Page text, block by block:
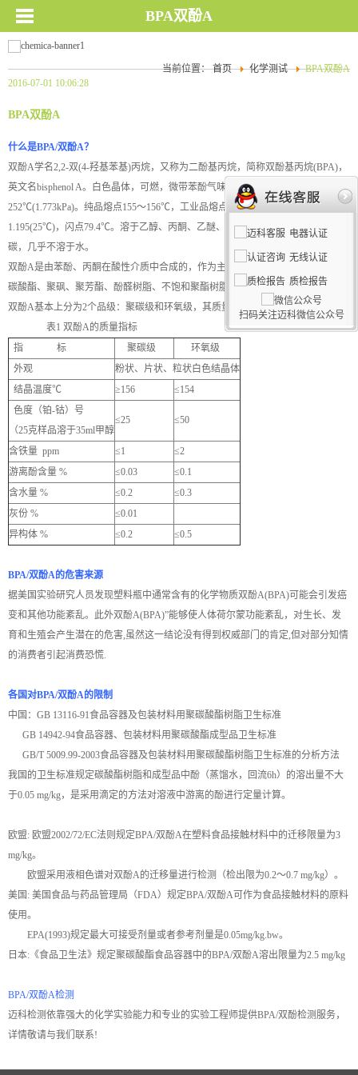
BPA双酚A
当前位置：首页 化学测试
BPA双酚A
2016-07-01 10:06:28
BPA双酚A
什么是BPA/双酚A？
双酚A学名2,2-双(4-羟基苯基)丙烷，又称为二酚基丙烷，简称双酚基丙烷(BPA)，
英文名bisphenol A。白色晶体，可燃，微带苯酚气味。沸点250～
252℃(1.773kPa)。纯品熔点155～156℃，工业品熔点150-152℃。相对密度
1.195(25℃)，闪点79.4℃。溶于乙醇、丙酮、乙醚、苯及稀碱液等，微溶于四氯化
碳，几乎不溶于水。
双酚A是由苯酚、丙酮在酸性介质中合成的，作为主要原料常用于环氧树脂、聚
碳酸酯、聚砜、聚芳酯、酚醛树脂、不饱和聚酯树脂、阻燃剂等产品。
双酚A基本上分为2个品级：聚碳级和环氧级，其质量指标如表1所示。
表1 双酚A的质量指标
指 标
聚碳级
环氧级
外观
粉状、片状、粒状白色结晶体
结晶温度℃
≥156
≤154
色度（铂-钴）号
（25克样品溶于35ml甲醇
≤25 ≤50
含铁量 ppm ≤1
≤2
游离酚含量 %
≤0.03
≤0.1
含水量 %
≤0.2
≤0.3
灰份 %
≤0.01
异构体 %
≤0.2 ≤0.5
BPA/双酚A的危害来源
据美国实验研究人员发现塑料瓶中通常含有的化学物质双酚A(BPA)可能会引发癌
变和其他功能紊乱。此外双酚A(BPA)”能够使人体荷尔蒙功能紊乱，对生长、发
育和生殖会产生潜在的危害,虽然这一结论没有得到权威部门的肯定,但对部分知情
的消费者引起消费恐慌.
各国对BPA/双酚A的限制
中国：GB 13116-91食品容器及包装材料用聚碳酸酯树脂卫生标准
GB 14942-94食品容器、包装材料用聚碳酸酯成型品卫生标准
GB/T 5009.99-2003食品容器及包装材料用聚碳酸酯树脂卫生标准的分析方法
我国的卫生标准规定碳酸酯树脂和成型品中酚（蒸馏水，回流6h）的溶出量不大
于0.05 mg/kg，是采用滴定的方法对溶液中游离的酚进行定量计算。
欧盟: 欧盟2002/72/EC法则规定BPA/双酚A在塑料食品接触材料中的迁移限量为3
mg/kg。
欧盟采用液相色谱对双酚A的迁移量进行检测（检出限为0.2～0.7 mg/kg）。
美国: 美国食品与药品管理局（FDA）规定BPA/双酚A可作为食品接触材料的原料
使用。
EPA(1993)规定最大可接受剂量或者参考剂量是0.05mg/kg.bw。
日本:《食品卫生法》规定聚碳酸酯食品容器中的BPA/双酚A溶出限量为2.5 mg/kg
BPA/双酚A检测
迈科检测依靠强大的化学实验能力和专业的实验工程师提供BPA/双酚检测服务，
详情敬请与我们联系!
电器认证
无线认证
质检报告
扫码关注迈科微信公众号